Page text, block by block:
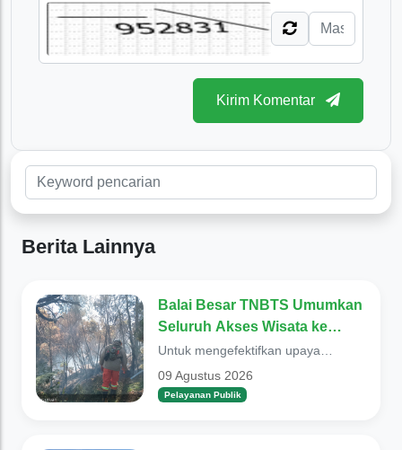
Kirim Komentar
Berita Lainnya
Balai Besar TNBTS Umumkan
Seluruh Akses Wisata ke
Gunung Bromo dari Semua
Wilayah, Ditutup
Untuk mengefektifkan upaya
pemadaman kebakaran di kawasan
Gunung Bromo, Balai Be...
09 Agustus 2026
Pelayanan Publik